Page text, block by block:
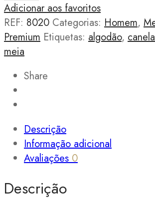
Adicionar aos favoritos
REF: 8020 Categorias: Homem,
Premium Etiquetas: algodão,
meia
Share
Descrição
Informação adicional
Avaliações 0
Descrição